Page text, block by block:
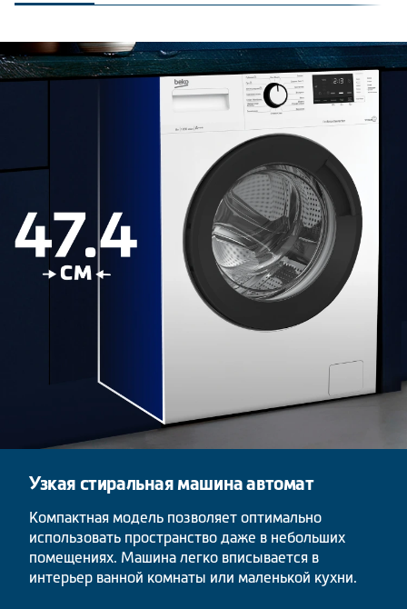
Узкая стиральная машина автомат
Компактная модель позволяет оптимально
использовать пространство даже в небольших
помещениях. Машина легко вписывается в
интерьер ванной комнаты или маленькой кухни.